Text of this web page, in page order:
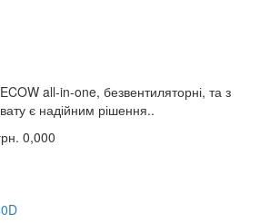
all-in-one, безвентиляторні, та з
є надійним рішення..
0,000